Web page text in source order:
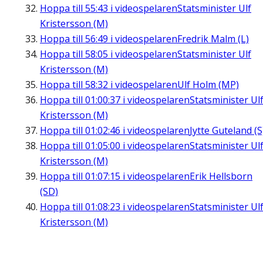
Hoppa till 55:43 i videospelarenStatsminister Ulf
Kristersson (M)
Hoppa till 56:49 i videospelarenFredrik Malm (L)
Hoppa till 58:05 i videospelarenStatsminister Ulf
Kristersson (M)
Hoppa till 58:32 i videospelarenUlf Holm (MP)
Hoppa till 01:00:37 i videospelarenStatsminister Ulf
Kristersson (M)
Hoppa till 01:02:46 i videospelarenJytte Guteland
Hoppa till 01:05:00 i videospelarenStatsminister Ulf
Kristersson (M)
Hoppa till 01:07:15 i videospelarenErik Hellsborn
(SD)
Hoppa till 01:08:23 i videospelarenStatsminister Ulf
Kristersson (M)